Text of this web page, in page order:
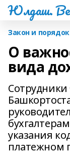
Юлдаш.
Закон и порядок
О
вида
Сотрудники
указания
платежном